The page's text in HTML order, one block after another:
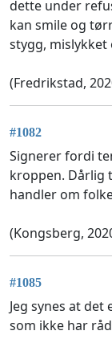
dette under
kan smile og
stygg, mislykket
(Fredrikstad,
#1082
Signerer fordi
kroppen. Dårlig
handler om
(Kongsberg,
#1085
Jeg synes at
som ikke har